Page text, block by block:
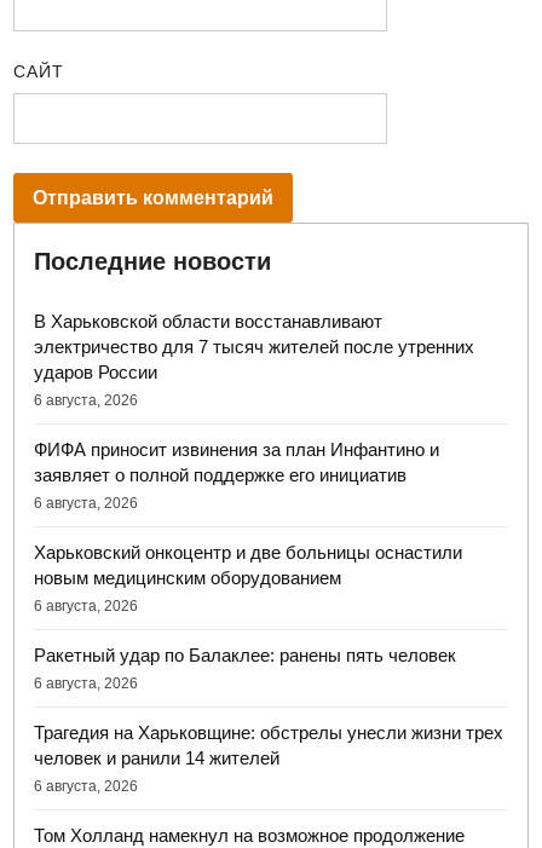
САЙТ
Последние новости
В Харьковской области восстанавливают
электричество для 7 тысяч жителей после утренних
ударов России
6 августа, 2026
ФИФА приносит извинения за план Инфантино и
заявляет о полной поддержке его инициатив
6 августа, 2026
Харьковский онкоцентр и две больницы оснастили
новым медицинским оборудованием
6 августа, 2026
Ракетный удар по Балаклее: ранены пять человек
6 августа, 2026
Трагедия на Харьковщине: обстрелы унесли жизни трех
человек и ранили 14 жителей
6 августа, 2026
Том Холланд намекнул на возможное продолжение